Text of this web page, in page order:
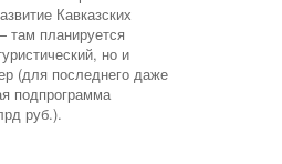
Кавказских
планируется
но и
(для последнего даже
подпрограмма
руб.).